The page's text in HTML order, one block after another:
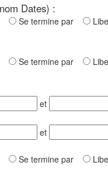
Dates) :
Se termine par
Se termine par
et
et
Se termine par